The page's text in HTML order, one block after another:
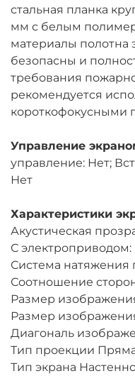
стальная планка
мм с белым
материалы полотна
безопасны и
требования
рекомендуется
короткофокусными
Управление
управление: Нет;
Нет
Характеристики
Акустическая
С электроприводом:
Система натяжения
Соотношение
Размер
Размер
Диагональ
Тип проекции
Тип экрана